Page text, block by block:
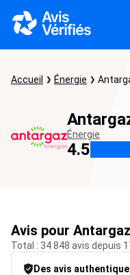
Accueil Énergie
Énergie
4.5
Avis pour
Total : 34 848 avis depuis
Des avis